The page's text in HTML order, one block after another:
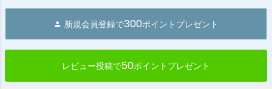
へ
新規会員登録で300ポイントプレゼント
レビュー投稿で50ポイントプレゼント